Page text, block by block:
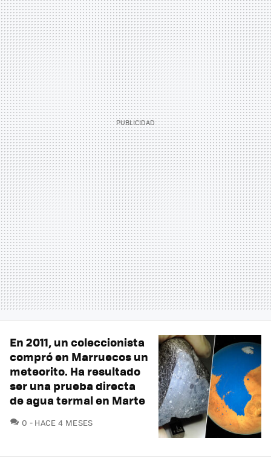
En 2011, un coleccionista
compró en Marruecos un
meteorito. Ha resultado
ser una prueba directa
de agua termal en Marte
0 COMENTARIOS
HACE 4 MESES